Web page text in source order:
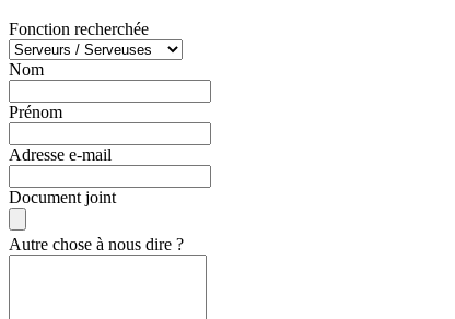
Fonction recherchée
Nom
Prénom
Adresse e-mail
Document joint
Autre chose à nous dire ?